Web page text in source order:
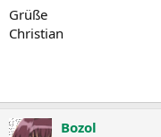
Grüße
Christian
Bozol